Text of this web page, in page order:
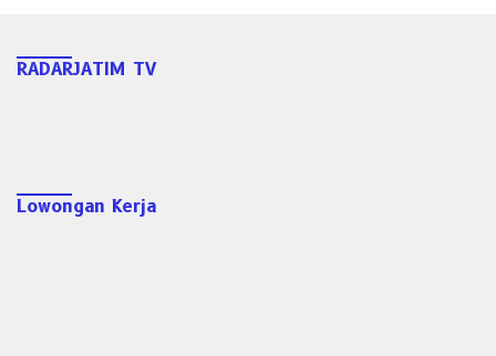
RADARJATIM TV
Lowongan Kerja